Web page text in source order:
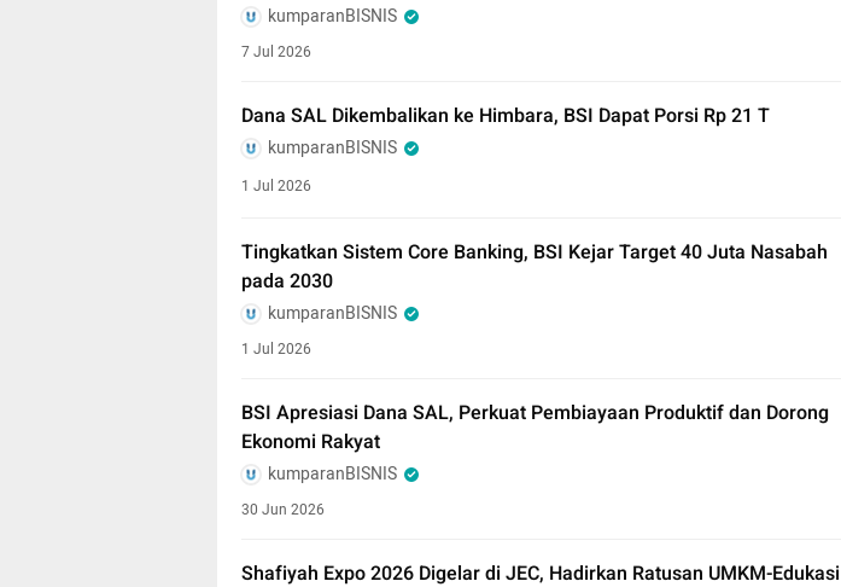
kumparanBISNIS
7 Jul 2026
Dana SAL Dikembalikan ke Himbara, BSI Dapat Porsi Rp 21 T
kumparanBISNIS
1 Jul 2026
Tingkatkan Sistem Core Banking, BSI Kejar Target 40 Juta Nasabah
pada 2030
kumparanBISNIS
1 Jul 2026
BSI Apresiasi Dana SAL, Perkuat Pembiayaan Produktif dan Dorong
Ekonomi Rakyat
kumparanBISNIS
30 Jun 2026
Shafiyah Expo 2026 Digelar di JEC, Hadirkan Ratusan UMKM-Edukasi